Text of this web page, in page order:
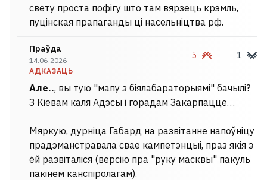
свету проста пофігу што там вярзець крэмль,
пуцінская прапаганды ці насельніцтва рф.
Праўда
14.06.2026
АДКАЗАЦЬ
5 1
Але.., вы тую "мапу з біялабараторыямі" бачылі?
З Кіевам каля Адэсы і горадам Закарпацце…
Мяркую, дурніца Габард на развітанне напоўніцу
прадэманстравала свае кампетэнцыі, праз якія з
ёй развіталіся (версію пра "руку масквы" пакуль
пакінем канспіролагам).